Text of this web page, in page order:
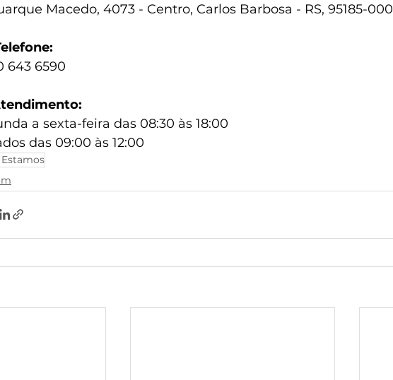
Macedo, 4073 - Centro, Carlos Barbosa - RS, 95185-000
643 6590
a sexta-feira das 08:30 às 18:00
das 09:00 às 12:00